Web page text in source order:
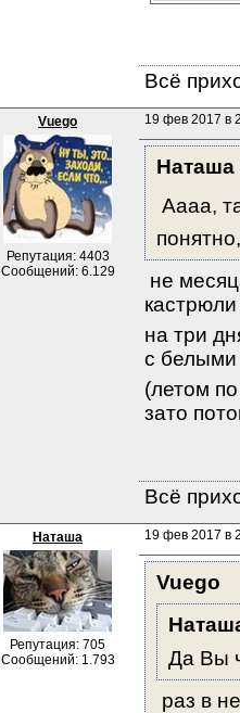
Всё
Vuego
Репутация: 4403
Сообщений: 6.129
19 фев 2017 в
Наташа
Аааа,
не
на три
с
(летом
зато
Всё
Наташа
Репутация: 705
Сообщений: 1.793
19 фев 2017 в
Vuego
Да Вы
раз в